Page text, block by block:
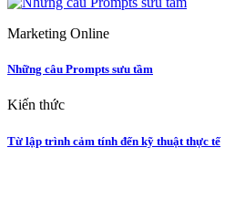
Marketing Online
Những câu Prompts sưu tầm
Kiến thức
Từ lập trình cảm tính đến kỹ thuật thực tế